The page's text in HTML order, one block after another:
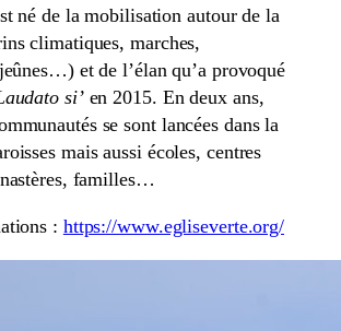
né de la mobilisation autour de la
climatiques, marches,
et de l’élan qu’a provoqué
si’en 2015. En deux ans,
se sont lancées dans la
mais aussi écoles, centres
familles…
: https://www.egliseverte.org/